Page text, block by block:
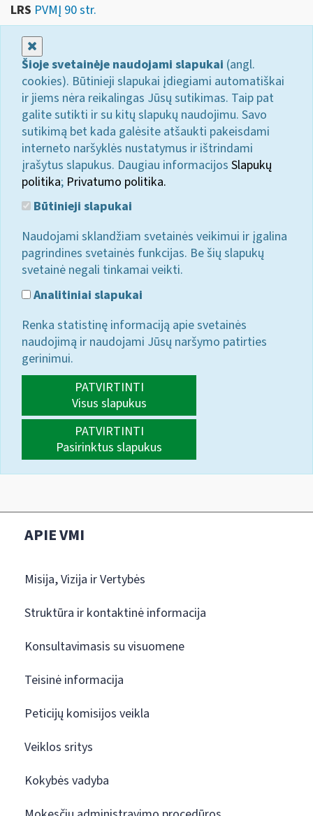
LRS PVMĮ 90 str.
Šioje svetainėje naudojami slapukai (angl.
cookies). Būtinieji slapukai įdiegiami automatiškai
ir jiems nėra reikalingas Jūsų sutikimas. Taip pat
galite sutikti ir su kitų slapukų naudojimu. Savo
sutikimą bet kada galėsite atšaukti pakeisdami
interneto naršyklės nustatymus ir ištrindami
įrašytus slapukus. Daugiau informacijos Slapukų
politika; Privatumo politika.
Būtinieji slapukai
Naudojami sklandžiam svetainės veikimui ir įgalina
pagrindines svetainės funkcijas. Be šių slapukų
svetainė negali tinkamai veikti.
Analitiniai slapukai
Renka statistinę informaciją apie svetainės
naudojimą ir naudojami Jūsų naršymo patirties
gerinimui.
PATVIRTINTI
Visus slapukus
PATVIRTINTI
Pasirinktus slapukus
APIE VMI
Misija, Vizija ir Vertybės
Struktūra ir kontaktinė informacija
Konsultavimasis su visuomene
Teisinė informacija
Peticijų komisijos veikla
Veiklos sritys
Kokybės vadyba